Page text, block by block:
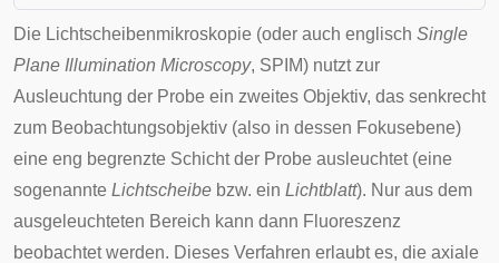
Die Lichtscheibenmikroskopie (oder auch englisch Single
Plane Illumination Microscopy, SPIM) nutzt zur
Ausleuchtung der Probe ein zweites Objektiv, das senkrecht
zum Beobachtungsobjektiv (also in dessen Fokusebene)
eine eng begrenzte Schicht der Probe ausleuchtet (eine
sogenannte Lichtscheibe bzw. ein Lichtblatt). Nur aus dem
ausgeleuchteten Bereich kann dann Fluoreszenz
beobachtet werden. Dieses Verfahren erlaubt es, die axiale